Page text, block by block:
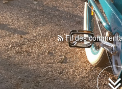
Fil des